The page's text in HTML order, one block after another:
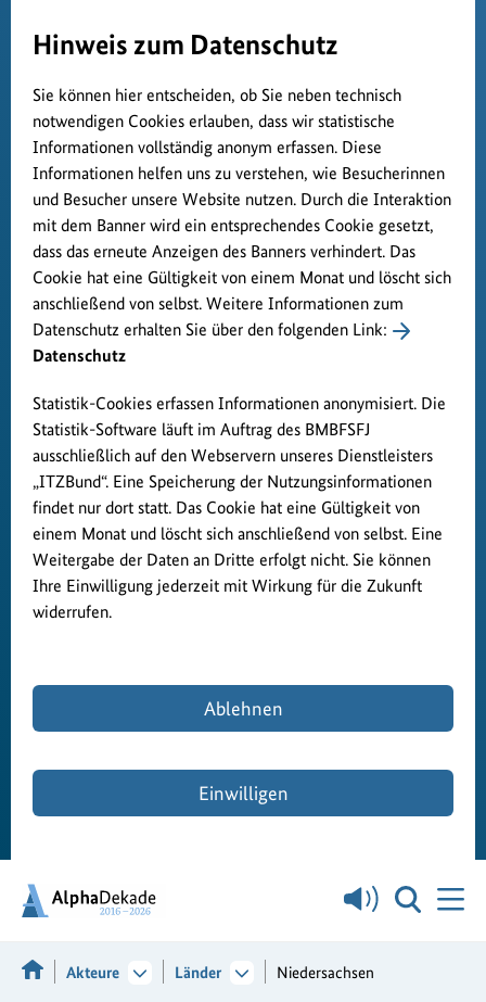
Hinweis zum Datenschutz
Sie können hier entscheiden, ob Sie neben technisch
notwendigen Cookies erlauben, dass wir statistische
Informationen vollständig anonym erfassen. Diese
Informationen helfen uns zu verstehen, wie Besucherinnen
und Besucher unsere Website nutzen. Durch die Interaktion
mit dem Banner wird ein entsprechendes Cookie gesetzt,
dass das erneute Anzeigen des Banners verhindert. Das
Cookie hat eine Gültigkeit von einem Monat und löscht sich
anschließend von selbst. Weitere Informationen zum
Datenschutz erhalten Sie über den folgenden Link:
Datenschutz
Statistik-Cookies erfassen Informationen anonymisiert. Die
Statistik-Software läuft im Auftrag des BMBFSFJ
ausschließlich auf den Webservern unseres Dienstleisters
„ITZBund“. Eine Speicherung der Nutzungsinformationen
findet nur dort statt. Das Cookie hat eine Gültigkeit von
einem Monat und löscht sich anschließend von selbst. Eine
Weitergabe der Daten an Dritte erfolgt nicht. Sie können
Ihre Einwilligung jederzeit mit Wirkung für die Zukunft
widerrufen.
Ablehnen
Einwilligen
Akteure Länder Niedersachsen